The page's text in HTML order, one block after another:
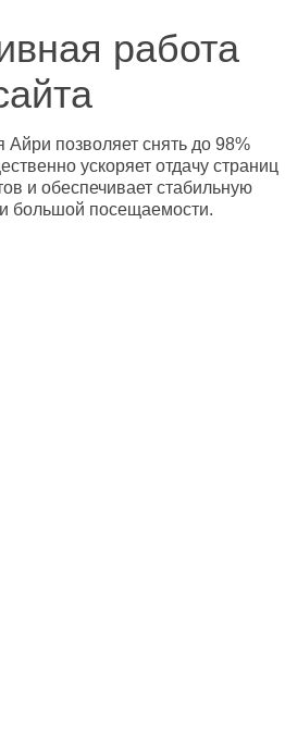
работа
Айри позволяет снять до 98%
ускоряет отдачу страниц
и обеспечивает стабильную
большой посещаемости.